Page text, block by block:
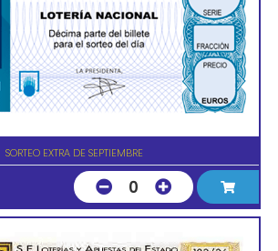
SORTEO EXTRA DE SEPTIEMBRE
0